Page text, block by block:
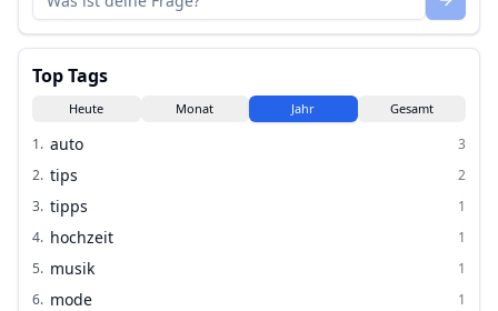
Top Tags
Heute Monat Jahr Gesamt
1. auto
3
2. tips
2
3. tipps
1
4. hochzeit
1
5. musik
1
6. mode
1